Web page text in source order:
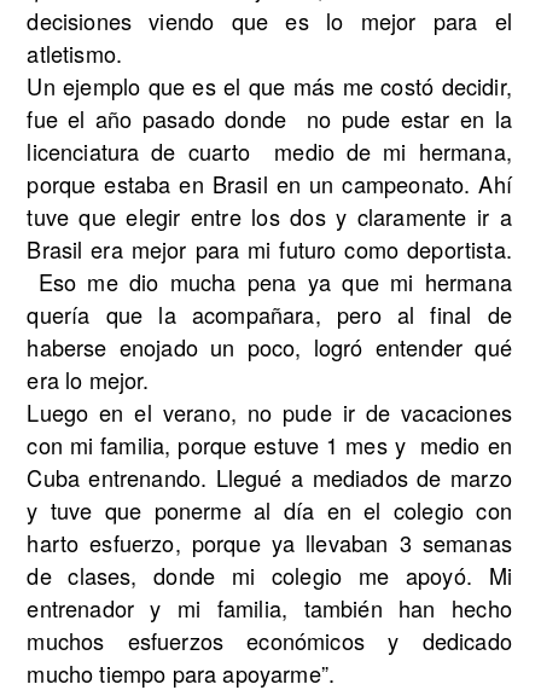
decisiones viendo que es lo mejor para el
atletismo.
Un ejemplo que es el que más me costó decidir,
fue el año pasado donde no pude estar en la
licenciatura de cuarto medio de mi hermana,
porque estaba en Brasil en un campeonato. Ahí
tuve que elegir entre los dos y claramente ir a
Brasil era mejor para mi futuro como deportista.
Eso me dio mucha pena ya que mi hermana
quería que la acompañara, pero al final de
haberse enojado un poco, logró entender qué
era lo mejor.
Luego en el verano, no pude ir de vacaciones
con mi familia, porque estuve 1 mes y medio en
Cuba entrenando. Llegué a mediados de marzo
y tuve que ponerme al día en el colegio con
harto esfuerzo, porque ya llevaban 3 semanas
de clases, donde mi colegio me apoyó. Mi
entrenador y mi familia, también han hecho
muchos esfuerzos económicos y dedicado
mucho tiempo para apoyarme”.